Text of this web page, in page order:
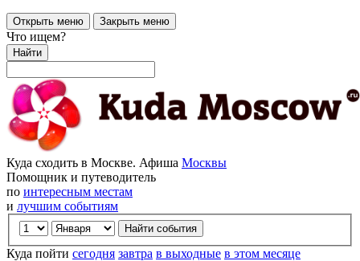
Открыть меню Закрыть меню
Что ищем?
Найти
Куда сходить в Москве. Афиша Москвы
Помощник и путеводитель
по интересным местам
и лучшим событиям
Куда пойти сегодня завтра в выходные в этом месяце